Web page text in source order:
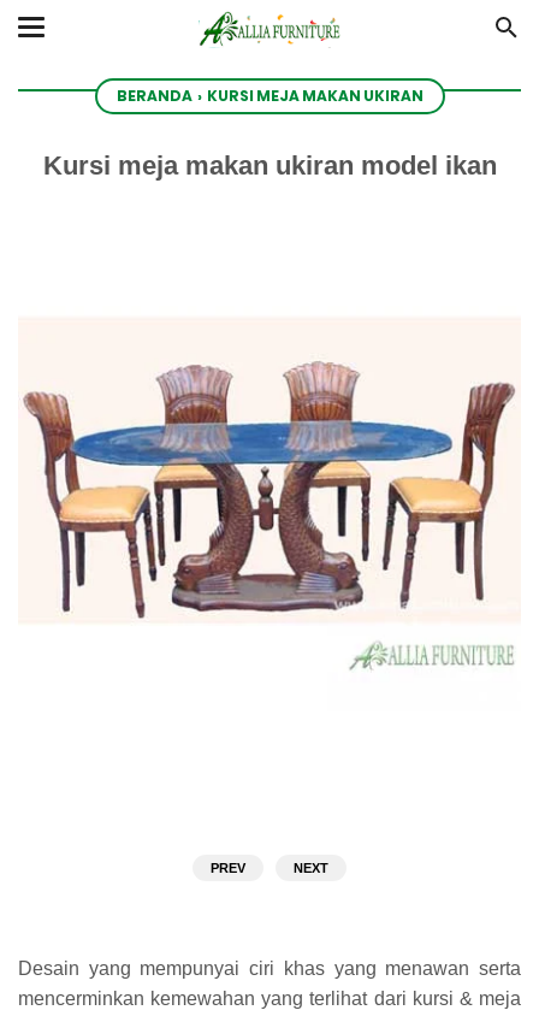
BERANDA › KURSI MEJA MAKAN UKIRAN
Kursi meja makan ukiran model ikan
PREV NEXT
Desain yang mempunyai ciri khas yang menawan serta
mencerminkan kemewahan yang terlihat dari kursi & meja